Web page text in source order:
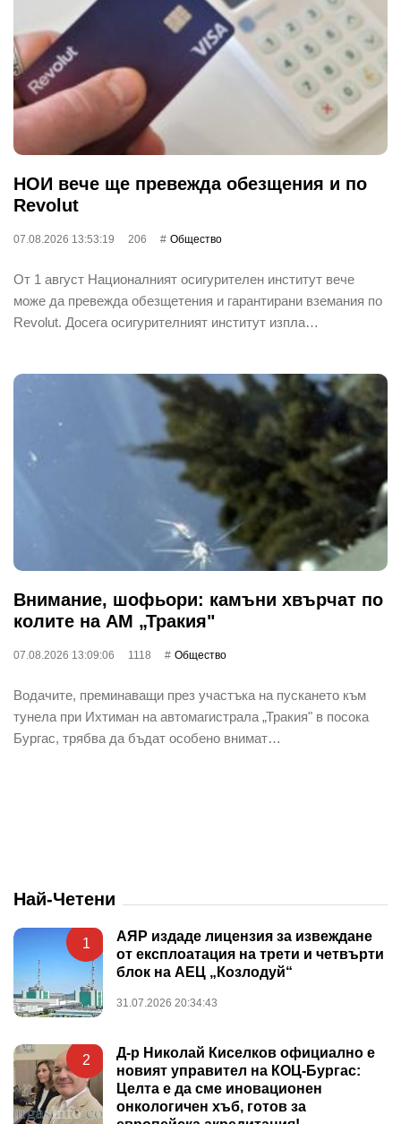
НОИ вече ще превежда обезщения и по
Revolut
07.08.2026 13:53:19 206 Общество
От 1 август Националният осигурителен институт вече
може да превежда обезщетения и гарантирани вземания по
Revolut. Досега осигурителният институт изпла…
Внимание, шофьори: камъни хвърчат по
колите на АМ „Тракия"
07.08.2026 13:09:06 1118 Общество
Водачите, преминаващи през участъка на пускането към
тунела при Ихтиман на автомагистрала „Тракия" в посока
Бургас, трябва да бъдат особено внимат…
Най-Четени
1
АЯР издаде лицензия за извеждане
от експлоатация на трети и четвърти
блок на АЕЦ „Козлодуй“
31.07.2026 20:34:43
2
Д-р Николай Киселков официално е
новият управител на КОЦ-Бургас:
Целта е да сме иновационен
онкологичен хъб, готов за